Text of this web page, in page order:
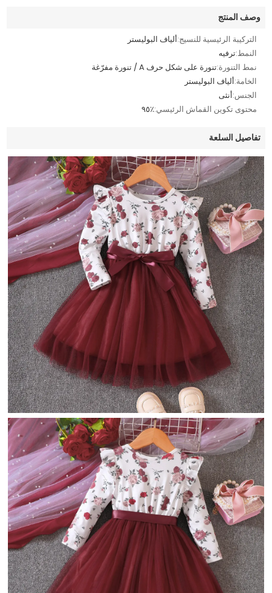
وصف المنتج
التركيبة الرئيسية للنسيج:ألياف البوليستر
النمط:ترفيه
نمط التنورة:تنورة على شكل حرف A / تنورة مفرّغة
الخامة:ألياف البوليستر
الجنس:أنثى
محتوى تكوين القماش الرئيسي:٪٩٥
تفاصيل السلعة